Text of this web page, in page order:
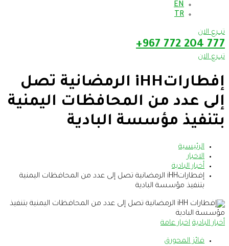
EN
TR
تبــرع الان
777 204 772 967+
تبــرع الان
إفطاراتiHH الرمضانية تصل
إلى عدد من المحافظات اليمنية
بتنفيذ مؤسسة البادية
الرئيسية
الاخبار
أخبار البادية
إفطاراتiHH الرمضانية تصل إلى عدد من المحافظات اليمنية
بتنفيذ مؤسسة البادية
أخبار البادية اخبار عامة
فائز المحورق